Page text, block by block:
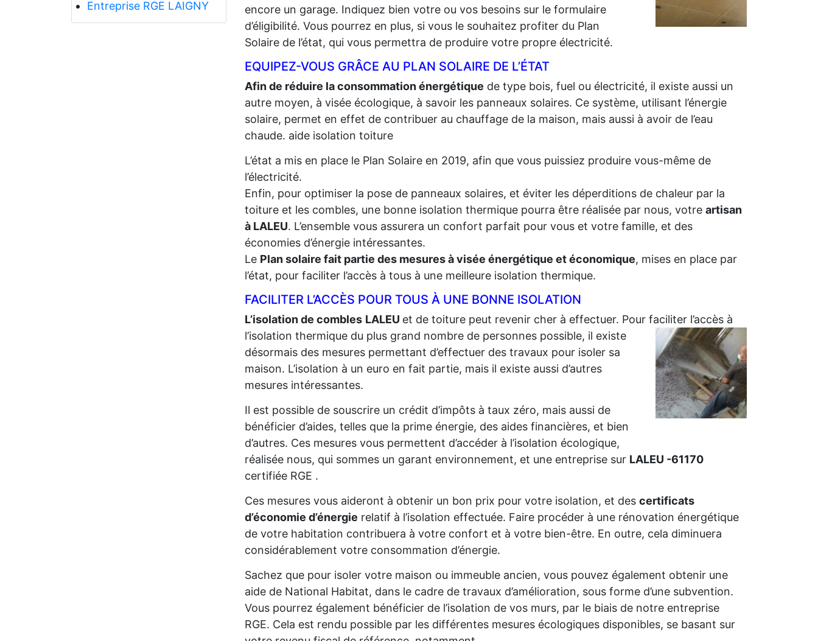
Entreprise RGE LAIGNY
encore un garage. Indiquez bien votre ou vos besoins sur le formulaire
d’éligibilité. Vous pourrez en plus, si vous le souhaitez profiter du Plan
Solaire de l’état, qui vous permettra de produire votre propre électricité.
EQUIPEZ-VOUS GRÂCE AU PLAN SOLAIRE DE L’ÉTAT
Afin de réduire la consommation énergétique de type bois, fuel ou électricité, il existe aussi un
autre moyen, à visée écologique, à savoir les panneaux solaires. Ce système, utilisant l’énergie
solaire, permet en effet de contribuer au chauffage de la maison, mais aussi à avoir de l’eau
chaude. aide isolation toiture
L’état a mis en place le Plan Solaire en 2019, afin que vous puissiez produire vous-même de
l’électricité.
Enfin, pour optimiser la pose de panneaux solaires, et éviter les déperditions de chaleur par la
toiture et les combles, une bonne isolation thermique pourra être réalisée par nous, votre artisan
à LALEU. L’ensemble vous assurera un confort parfait pour vous et votre famille, et des
économies d’énergie intéressantes.
Le Plan solaire fait partie des mesures à visée énergétique et économique, mises en place par
l’état, pour faciliter l’accès à tous à une meilleure isolation thermique.
FACILITER L’ACCÈS POUR TOUS À UNE BONNE ISOLATION
L’isolation de combles LALEU et de toiture peut revenir cher à effectuer. Pour faciliter l’accès à
l’isolation thermique du plus grand nombre de personnes possible, il existe
désormais des mesures permettant d’effectuer des travaux pour isoler sa
maison. L’isolation à un euro en fait partie, mais il existe aussi d’autres
mesures intéressantes.
Il est possible de souscrire un crédit d’impôts à taux zéro, mais aussi de
bénéficier d’aides, telles que la prime énergie, des aides financières, et bien
d’autres. Ces mesures vous permettent d’accéder à l’isolation écologique,
réalisée nous, qui sommes un garant environnement, et une entreprise sur LALEU -61170
certifiée RGE .
Ces mesures vous aideront à obtenir un bon prix pour votre isolation, et des certificats
d’économie d’énergie relatif à l’isolation effectuée. Faire procéder à une rénovation énergétique
de votre habitation contribuera à votre confort et à votre bien-être. En outre, cela diminuera
considérablement votre consommation d’énergie.
Sachez que pour isoler votre maison ou immeuble ancien, vous pouvez également obtenir une
aide de National Habitat, dans le cadre de travaux d’amélioration, sous forme d’une subvention.
Vous pourrez également bénéficier de l’isolation de vos murs, par le biais de notre entreprise
RGE. Cela est rendu possible par les différentes mesures écologiques disponibles, se basant sur